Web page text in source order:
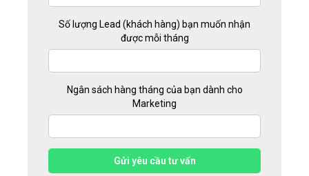
Số lượng Lead (khách hàng) bạn muốn nhận
được mỗi tháng
Ngân sách hàng tháng của bạn dành cho
Marketing
Gửi yêu cầu tư vấn